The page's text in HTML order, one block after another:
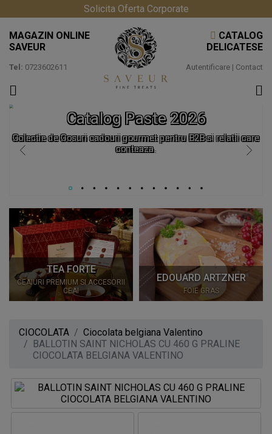
Solicita Oferta Corporate
MAGAZIN ONLINE
SAVEUR
Tel: 0723602611
CATALOG
DELICATESE
Autentificare | Contact
Catalog Paste 2026
Colectie de Cosuri cadouri gourmet pentru B2B si relatii care
conteaza.
TEA FORTE
CEAIURI PREMIUM SI ACCESORII
CEAI
EDOUARD ARTZNER
FOIE GRAS
CIOCOLATA
Ciocolata belgiana Valentino
BALLOTIN SAINT NICHOLAS CU 460 G PRALINE
CIOCOLATA BELGIANA VALENTINO